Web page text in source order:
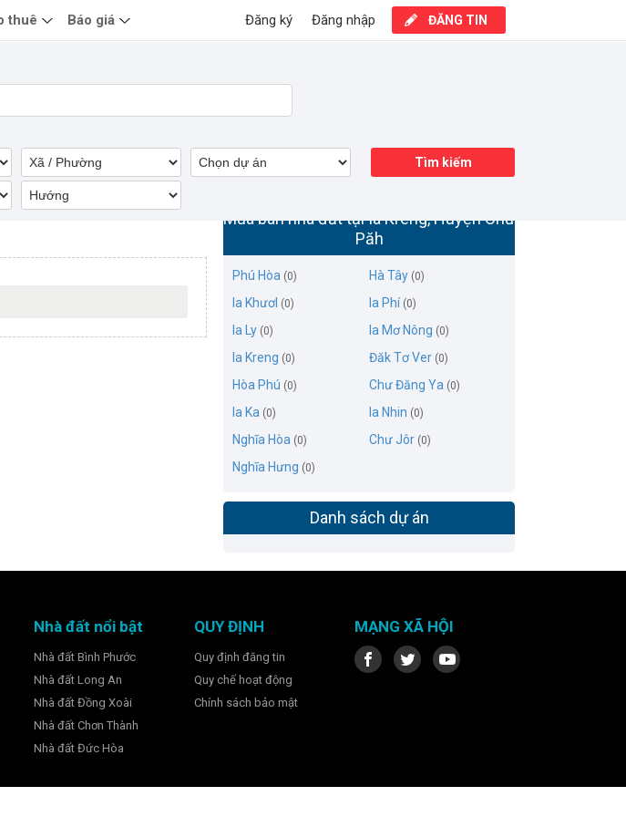
Mua bán nhà đất tại Ia Kreng, Huyện Chư
Păh
Phú Hòa (0) Hà Tây (0)
Ia Khươl (0) Ia Phí (0)
Ia Ly (0) Ia Mơ Nông (0)
Ia Kreng (0) Đăk Tơ Ver (0)
Hòa Phú (0) Chư Đăng Ya (0)
Ia Ka (0) Ia Nhin (0)
Nghĩa Hòa (0) Chư Jôr (0)
Nghĩa Hưng (0)
Danh sách dự án
Tìm kiếm
thuê Báo giá ĐĂNG TIN
Đăng nhập
Đăng ký
Nhà đất nổi bật
Nhà đất Bình Phước
Nhà đất Long An
Nhà đất Đồng Xoài
Nhà đất Chơn Thành
Nhà đất Đức Hòa
QUY ĐỊNH
Quy định đăng tin
Quy chế hoạt động
Chính sách bảo mật
MẠNG XÃ HỘI